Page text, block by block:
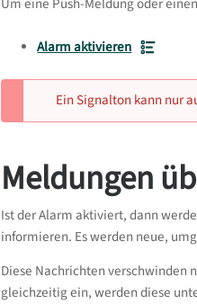
Um eine Push-Meldung oder
Alarm aktivieren
Ein Signalton kann nur
Meldungen
Ist der Alarm aktiviert, dann
informieren. Es werden neue,
Diese Nachrichten verschwinden
gleichzeitig ein, werden diese